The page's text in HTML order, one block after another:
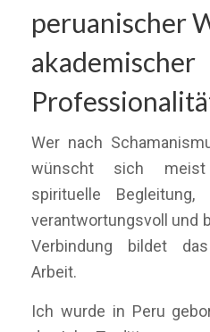
peruanischer
akademischer
Wer nach
wünscht sich meist
spirituelle
verantwortungsvoll und
Verbindung bildet
Arbeit.
Ich wurde in Peru